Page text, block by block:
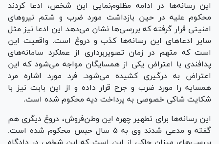
این رسانه‌ها در ادامه مظلوم‌نمایی این شخص، ادعا کردند
محکوم علیه در حین بازداشت مورد ضرب و شتم نیرو‌های
امنیتی قرار گرفته که بررسی‌ها نشان می‌دهد این ادعا نیز مثل
سایر ادعا‌های این رسانه‌ها کذب و دروغ است. واقعیت این
است که متهم در زمان تصویربرداری از عملکرد سامانه‌های
پدافندی با اعتراض یکی از همسایگان مواجه می‌شود که این
اعتراض به درگیری کشیده می‌شود. فرد مورد اشاره مرد
همسایه را مورد ضرب و جرح قرار داده و از این بابت نیز با
شکایت شاکی خصوصی به پرداخت دیه محکوم شده است.
این رسانه‌ها برای تطهیر چهره این وطن‌فروش، دروغ دیگری هم
گفته و مدعی شدند وی به ۵ سال حبس محکوم شده است.